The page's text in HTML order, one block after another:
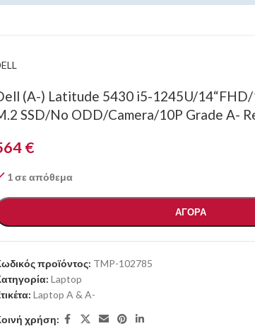
(A-) Latitude 5430 i5-1245U/
SSD/No ODD/Camera/10P Grade A-
€
1 σε απόθεμα
ΑΓΟΡΑ
προϊόντος: TMP-102785
Laptop
Laptop A & A-
χρήση: